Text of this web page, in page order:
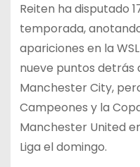
Reiten ha disputado
temporada,
apariciones en la
nueve puntos detrás
Manchester City,
Campeones y la
Manchester United
Liga el domingo.